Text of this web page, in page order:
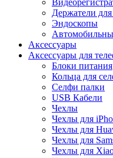
Держатели
Эндоскопы
Аксессуары
Аксессуары для
Блоки питания
Кольца для
Селфи палки
USB Кабели
Чехлы
Чехлы для
Чехлы для
Чехлы для
Чехлы для